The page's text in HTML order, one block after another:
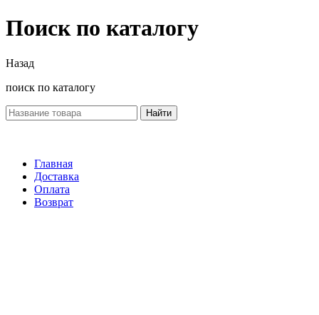
Поиск по каталогу
Назад
поиск по каталогу
Найти
Главная
Доставка
Оплата
Возврат